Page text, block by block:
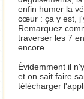
enfin humer la
cœur : ça y est,
Remarquez
traverser les 7
encore.
Évidemment il
et on sait faire
télécharger